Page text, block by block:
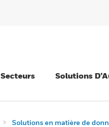
Secteurs Solutions
Solutions en matière de